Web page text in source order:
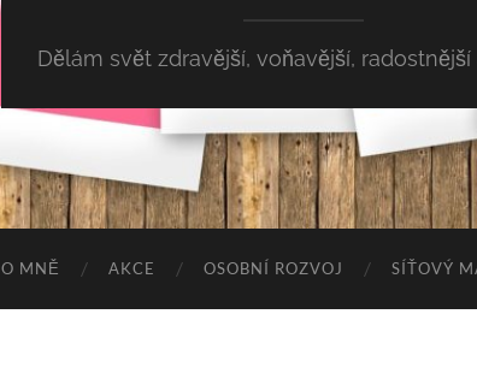
Dělám svět zdravější, voňavější,
O MNĚ AKCE OSOBNÍ ROZVOJ SÍŤOVÝ